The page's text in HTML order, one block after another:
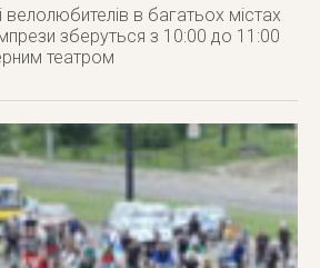
велолюбителів в багатьох містах
зберуться з 10:00 до 11:00
театром